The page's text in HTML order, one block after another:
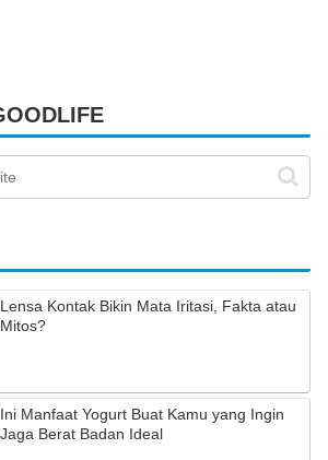
Lensa Kontak Bikin Mata Iritasi, Fakta atau
Mitos?
Ini Manfaat Yogurt Buat Kamu yang Ingin
Jaga Berat Badan Ideal